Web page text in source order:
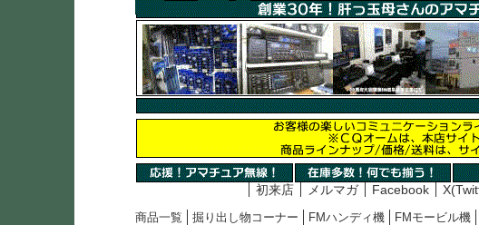
初来店 メルマガ Facebook
商品一覧 掘り出し物コーナー FMハンディ機 FMモービル機